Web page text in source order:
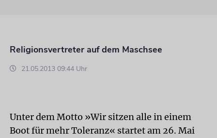
Religionsvertreter auf dem Maschsee
21.05.2013 09:44 Uhr
Unter dem Motto »Wir sitzen alle in einem
Boot für mehr Toleranz« startet am 26. Mai